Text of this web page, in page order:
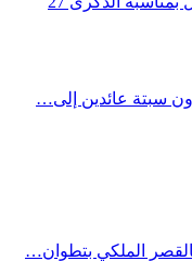
سبتة عائدين إلى…
الملكي بتطوان…